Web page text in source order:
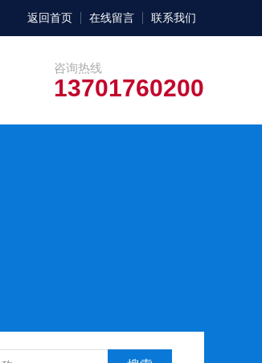
返回首页 在线留言 联系我们
咨询热线
13701760200